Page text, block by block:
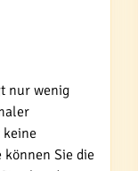
nur wenig
keine
Sie die